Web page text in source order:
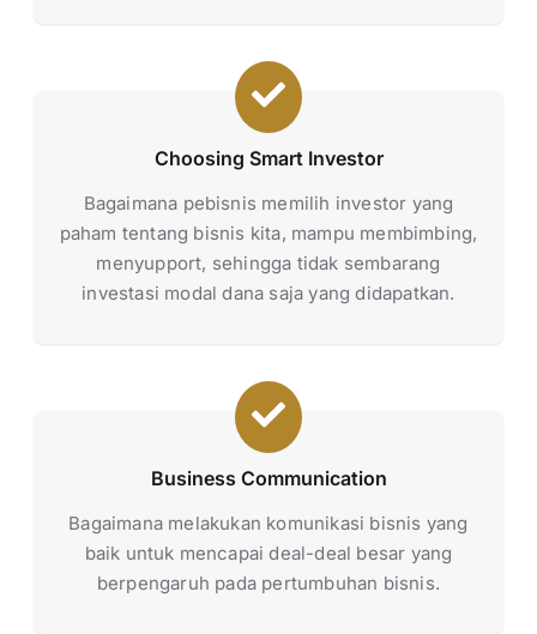
Choosing Smart Investor
Bagaimana pebisnis memilih investor yang
paham tentang bisnis kita, mampu membimbing,
menyupport, sehingga tidak sembarang
investasi modal dana saja yang didapatkan.
Business Communication
Bagaimana melakukan komunikasi bisnis yang
baik untuk mencapai deal-deal besar yang
berpengaruh pada pertumbuhan bisnis.